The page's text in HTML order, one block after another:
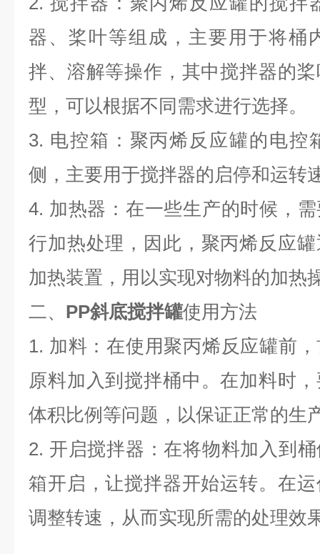
器、桨叶等组成，主要用于将桶
拌、溶解等操作，其中搅拌器的
型，可以根据不同需求进行选择。
3. 电控箱： 聚丙烯反应罐的电控
侧，主要用于搅拌器的启停和运转
4. 加热器：在一些生产的时候，
行加热处理，因此， 聚丙烯反应罐
加热装置，用以实现对物料的加热
二、 PP斜底搅拌罐使用方法
1. 加料：在使用聚丙烯反应罐前
原料加入到搅拌桶中。在加料时
体积比例等问题，以保证正常的生
2. 开启搅拌器：在将物料加入到 桶
箱开启，让搅拌器开始运转。在
调整转速，从而实现所需的处理效